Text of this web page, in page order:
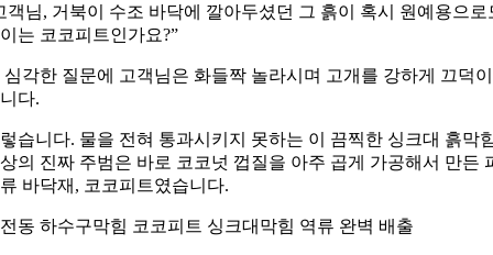
객님, 거북이 수조 바닥에 깔아두셨던 그 흙이 혹시 원예용으로
는 코코피트인가요?”
심각한 질문에 고객님은 화들짝 놀라시며 고개를 강하게 끄덕
다.
습니다. 물을 전혀 통과시키지 못하는 이 끔찍한 싱크대 흙막
의 진짜 주범은 바로 코코넛 껍질을 아주 곱게 가공해서 만든
바닥재, 코코피트였습니다.
동 하수구막힘 코코피트 싱크대막힘 역류 완벽 배출